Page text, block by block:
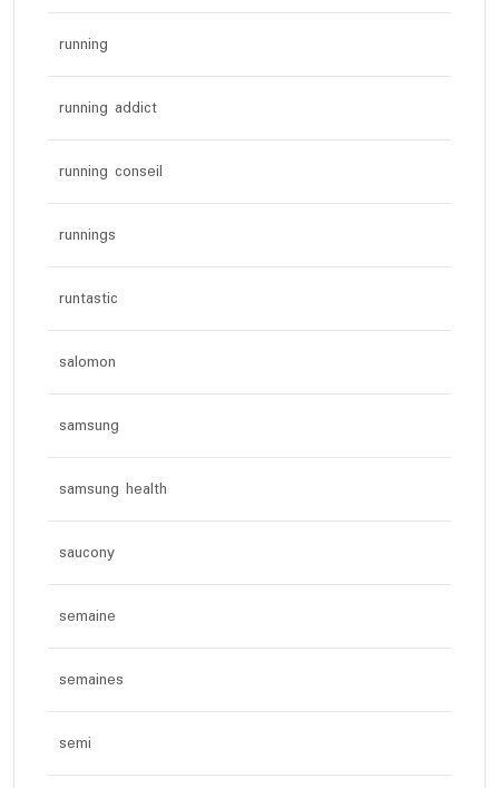
running
running addict
running conseil
runnings
runtastic
salomon
samsung
samsung health
saucony
semaine
semaines
semi